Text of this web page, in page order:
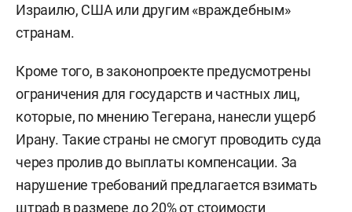
Израилю, США или другим «враждебным»
странам.
Кроме того, в законопроекте предусмотрены
ограничения для государств и частных лиц,
которые, по мнению Тегерана, нанесли ущерб
Ирану. Такие страны не смогут проводить суда
через пролив до выплаты компенсации. За
нарушение требований предлагается взимать
штраф в размере до 20% от стоимости